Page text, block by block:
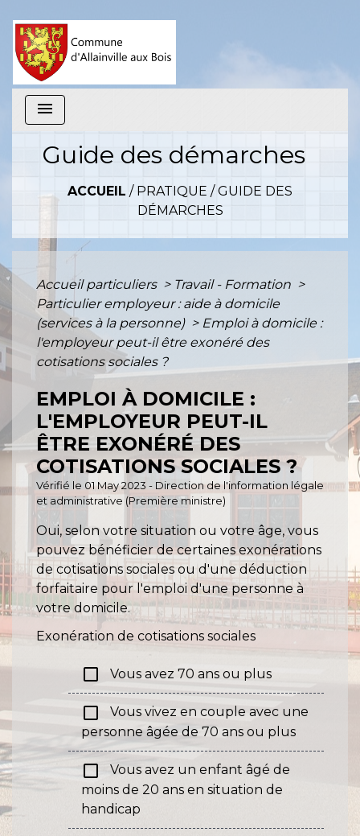
menu
Guide des démarches
ACCUEIL / PRATIQUE /GUIDE DES
DÉMARCHES
Accueil particuliers > Travail - Formation >
Particulier employeur : aide à domicile
(services à la personne) > Emploi à domicile :
l'employeur peut-il être exonéré des
cotisations sociales ?
EMPLOI À DOMICILE :
L'EMPLOYEUR PEUT-IL
ÊTRE EXONÉRÉ DES
COTISATIONS SOCIALES ?
Vérifié le 01 May 2023 - Direction de l'information légale
et administrative (Première ministre)
Oui, selon votre situation ou votre âge, vous
pouvez bénéficier de certaines exonérations
de cotisations sociales ou d'une déduction
forfaitaire pour l'emploi d'une personne à
votre domicile.
Exonération de cotisations sociales
check_box_outline_blank Vous avez 70 ans ou plus
check_box_outline_blank
Vous vivez en couple avec une
personne âgée de 70 ans ou plus
check_box_outline_blank
Vous avez un enfant âgé de
moins de 20 ans en situation de
handicap